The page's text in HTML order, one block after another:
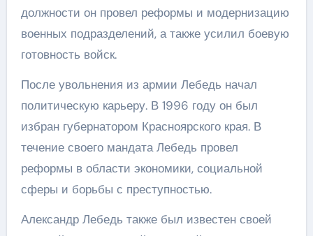
должности он провел реформы и модернизацию
военных подразделений, а также усилил боевую
готовность войск.
После увольнения из армии Лебедь начал
политическую карьеру. В 1996 году он был
избран губернатором Красноярского края. В
течение своего мандата Лебедь провел
реформы в области экономики, социальной
сферы и борьбы с преступностью.
Александр Лебедь также был известен своей